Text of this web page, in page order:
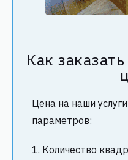
Как
Цена на наши
параметров:
1. Количество